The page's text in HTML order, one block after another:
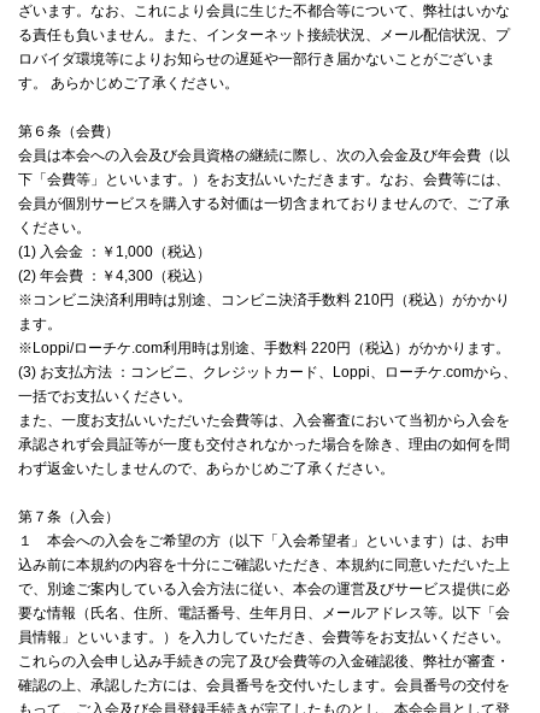
ざいます。なお、これにより会員に生じた不都合等について、弊社はいかな
る責任も負いません。また、インターネット接続状況、メール配信状況、プ
ロバイダ環境等によりお知らせの遅延や一部行き届かないことがございま
す。 あらかじめご了承ください。
第６条（会費）
会員は本会への入会及び会員資格の継続に際し、次の入会金及び年会費（以
下「会費等」といいます。）をお支払いいただきます。なお、会費等には、
会員が個別サービスを購入する対価は一切含まれておりませんので、ご了承
ください。
(1) 入会金 ：￥1,000（税込）
(2) 年会費 ：￥4,300（税込）
※コンビニ決済利用時は別途、コンビニ決済手数料 210円（税込）がかかり
ます。
※Loppi/ローチケ.com利用時は別途、手数料 220円（税込）がかかります。
(3) お支払方法 ：コンビニ、クレジットカード、Loppi、ローチケ.comから、
一括でお支払いください。
また、一度お支払いいただいた会費等は、入会審査において当初から入会を
承認されず会員証等が一度も交付されなかった場合を除き、理由の如何を問
わず返金いたしませんので、あらかじめご了承ください。
第７条（入会）
１ 本会への入会をご希望の方（以下「入会希望者」といいます）は、お申
込み前に本規約の内容を十分にご確認いただき、本規約に同意いただいた上
で、別途ご案内している入会方法に従い、本会の運営及びサービス提供に必
要な情報（氏名、住所、電話番号、生年月日、メールアドレス等。以下「会
員情報」といいます。）を入力していただき、会費等をお支払いください。
これらの入会申し込み手続きの完了及び会費等の入金確認後、弊社が審査・
確認の上、承認した方には、会員番号を交付いたします。会員番号の交付を
もって、ご入会及び会員登録手続きが完了したものとし、本会会員として登